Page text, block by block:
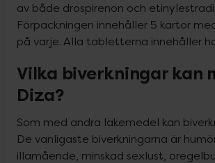
av både drospirenon och
Förpackningen innehåller 5 kartor
på varje. Alla tabletterna innehåller
Vilka biverkningar kan
Diza?
Som med andra läkemedel kan
De vanligaste biverkningarna är
illamående, minskad sexlust,